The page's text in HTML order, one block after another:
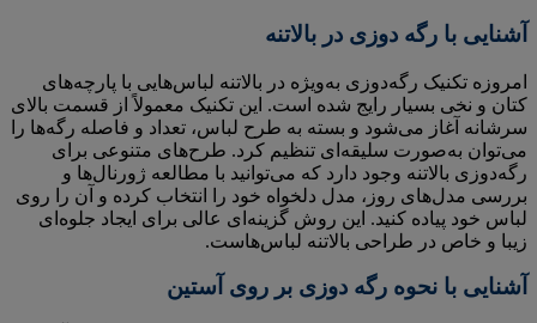
آشنایی با رگه دوزی در بالاتنه
امروزه تکنیک رگه‌دوزی به‌ویژه در بالاتنه لباس‌هایی با پارچه‌های
کتان و نخی بسیار رایج شده است. این تکنیک معمولاً از قسمت بالای
سرشانه آغاز می‌شود و بسته به طرح لباس، تعداد و فاصله رگه‌ها را
می‌توان به‌صورت سلیقه‌ای تنظیم کرد. طرح‌های متنوعی برای
رگه‌دوزی بالاتنه وجود دارد که می‌توانید با مطالعه ژورنال‌ها و
بررسی مدل‌های روز، مدل دلخواه خود را انتخاب کرده و آن را روی
لباس خود پیاده کنید. این روش گزینه‌ای عالی برای ایجاد جلوه‌ای
زیبا و خاص در طراحی بالاتنه لباس‌هاست.
آشنایی با نحوه رگه دوزی بر روی آستین